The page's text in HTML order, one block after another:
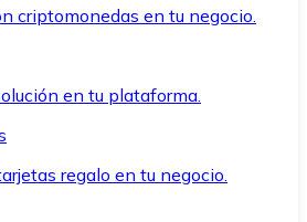
criptomonedas en tu negocio.
en tu plataforma.
regalo en tu negocio.